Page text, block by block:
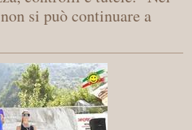
si può continuare a